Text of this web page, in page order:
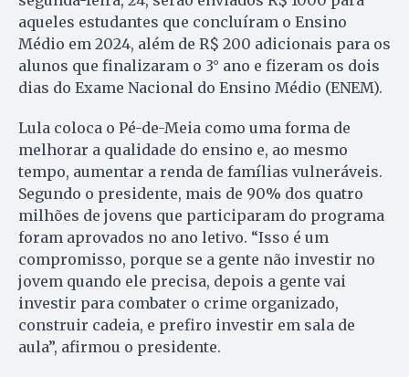
aqueles estudantes que concluíram o Ensino
Médio em 2024, além de R$ 200 adicionais para os
alunos que finalizaram o 3° ano e fizeram os dois
dias do Exame Nacional do Ensino Médio (ENEM).
Lula coloca o Pé-de-Meia como uma forma de
melhorar a qualidade do ensino e, ao mesmo
tempo, aumentar a renda de famílias vulneráveis.
Segundo o presidente, mais de 90% dos quatro
milhões de jovens que participaram do programa
foram aprovados no ano letivo. “Isso é um
compromisso, porque se a gente não investir no
jovem quando ele precisa, depois a gente vai
investir para combater o crime organizado,
construir cadeia, e prefiro investir em sala de
aula”, afirmou o presidente.